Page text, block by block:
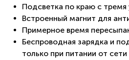
Подсветка по краю с тремя
Встроенный магнит для
Примерное время
Беспроводная зарядка и
только при питании от сети